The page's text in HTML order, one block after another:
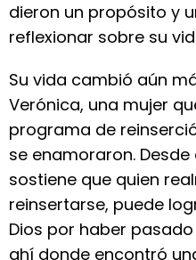
dieron un propósito y
reflexionar sobre su
Su vida cambió aún
Verónica, una mujer
programa de
se enamoraron.
sostiene que quien
reinsertarse, puede
Dios por haber
ahí donde encontró